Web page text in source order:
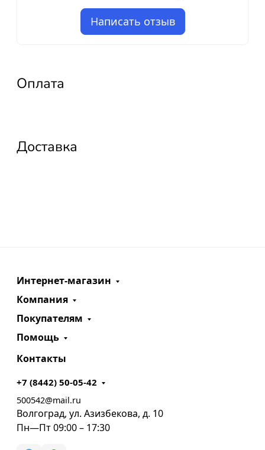
Написать отзыв
Оплата
Доставка
Интернет-магазин
Компания
Покупателям
Помощь
Контакты
+7 (8442) 50-05-42
500542@mail.ru
Волгоград, ул. Азизбекова, д. 10
Пн—Пт 09:00 – 17:30